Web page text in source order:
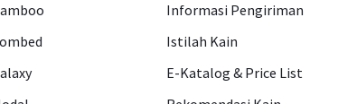
Informasi Pengiriman
Istilah Kain
E-Katalog & Price List